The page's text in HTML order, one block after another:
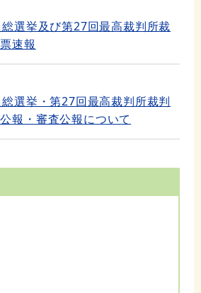
選挙及び第27回最高裁判所裁
速報
選挙・第27回最高裁判所裁判
報・審査公報について